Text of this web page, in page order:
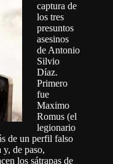
captura de
los tres
presuntos
asesinos
de Antonio
Silvio
Díaz.
Primero
fue
Maximo
Romus (el
legionario
de un perfil falso
y, de paso,
los sátrapas de